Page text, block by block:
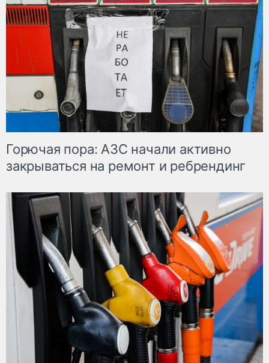
Горючая пора: АЗС начали активно
закрываться на ремонт и ребрендинг